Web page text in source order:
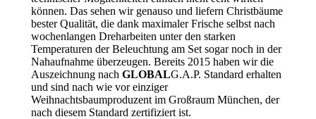
können. Das sehen wir genauso und liefern Christbäume
bester Qualität, die dank maximaler Frische selbst nach
wochenlangen Dreharbeiten unter den starken
Temperaturen der Beleuchtung am Set sogar noch in der
Nahaufnahme überzeugen. Bereits 2015 haben wir die
Auszeichnung nach GLOBALG.A.P. Standard erhalten
und sind nach wie vor einziger
Weihnachtsbaumproduzent im Großraum München, der
nach diesem Standard zertifiziert ist.